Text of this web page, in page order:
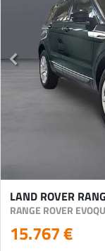
LAND ROVER
15.767 €